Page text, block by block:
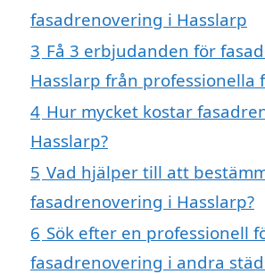
fasadrenovering i Hasslarp
3 Få 3 erbjudanden för
Hasslarp från professionella
4 Hur mycket kostar
Hasslarp?
5 Vad hjälper till att
fasadrenovering i Hasslarp?
6 Sök efter en professionell
fasadrenovering i andra